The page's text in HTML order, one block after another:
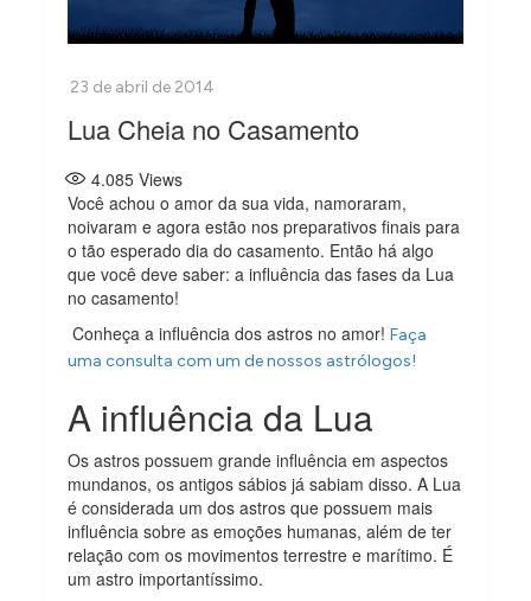
Lua Cheia no Casamento
4.085 Views
Você achou o amor da sua vida, namoraram,
noivaram e agora estão nos preparativos finais para
o tão esperado dia do casamento. Então há algo
que você deve saber: a influência das fases da Lua
no casamento!
Conheça a influência dos astros no amor!Faça
uma consulta com um de nossos astrólogos!
A influência da Lua
Os astros possuem grande influência em aspectos
mundanos, os antigos sábios já sabiam disso. A Lua
é considerada um dos astros que possuem mais
influência sobre as emoções humanas, além de ter
relação com os movimentos terrestre e marítimo. É
um astro importantíssimo.